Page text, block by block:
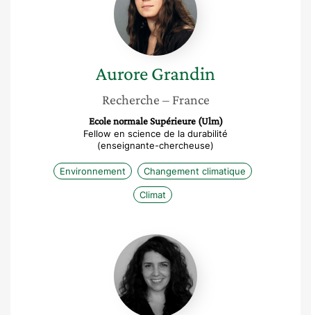
AuroreGrandin
Recherche – France
Ecole normale Supérieure (Ulm)
Fellow en science de la durabilité
(enseignante-chercheuse)
Environnement Changement climatique
Climat
Klara
Kovarski